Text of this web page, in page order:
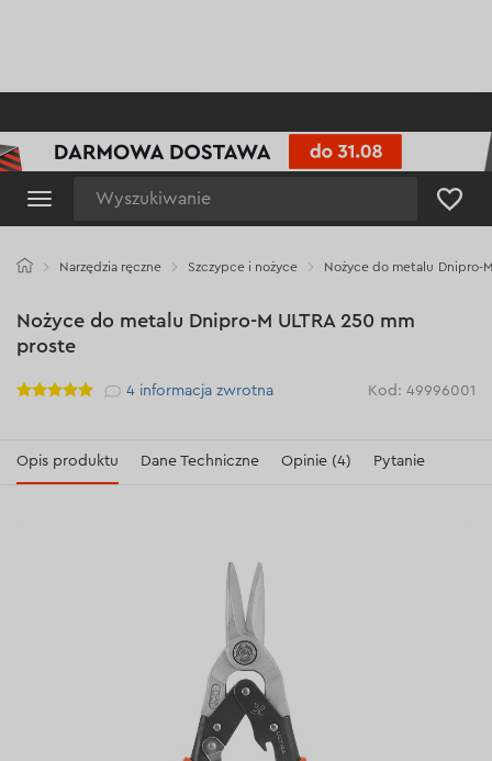
Narzędzia ręczne Szczypce i nożyce Nożyce do metalu Dnipro-
Nożyce do metalu Dnipro-M ULTRA 250 mm
proste
Рейтинг 4 informacja zwrotna Kod: 49996001
Opis produktu Dane Techniczne Opinie (4) Pytanie